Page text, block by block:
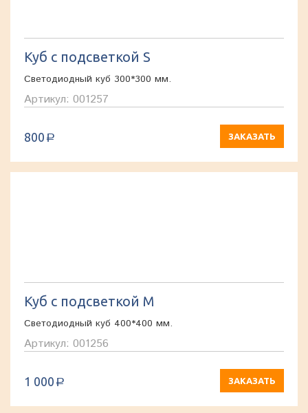
Куб с подсветкой S
Светодиодный куб 300*300 мм.
Артикул: 001257
800 a ЗАКАЗАТЬ
Куб с подсветкой M
Светодиодный куб 400*400 мм.
Артикул: 001256
1 000 a ЗАКАЗАТЬ